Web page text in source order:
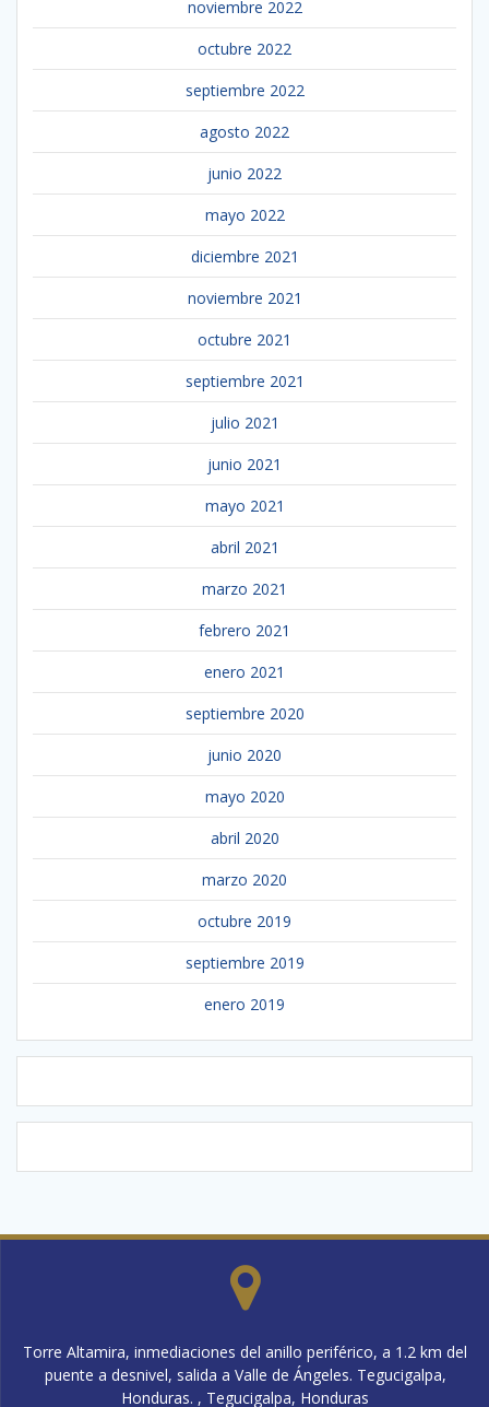
noviembre 2022
octubre 2022
septiembre 2022
agosto 2022
junio 2022
mayo 2022
diciembre 2021
noviembre 2021
octubre 2021
septiembre 2021
julio 2021
junio 2021
mayo 2021
abril 2021
marzo 2021
febrero 2021
enero 2021
septiembre 2020
junio 2020
mayo 2020
abril 2020
marzo 2020
octubre 2019
septiembre 2019
enero 2019
Torre Altamira, inmediaciones del anillo periférico, a 1.2 km del
puente a desnivel, salida a Valle de Ángeles. Tegucigalpa,
Honduras. , Tegucigalpa, Honduras